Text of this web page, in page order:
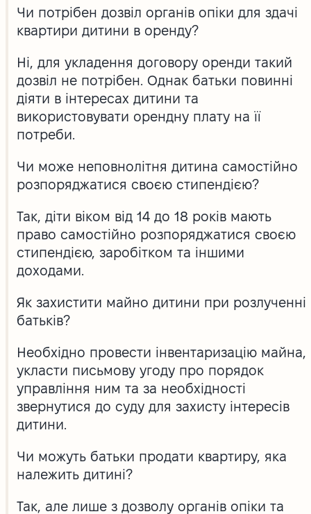
Чи потрібен дозвіл органів опіки для здачі
квартири дитини в оренду?
Ні, для укладення договору оренди такий
дозвіл не потрібен. Однак батьки повинні
діяти в інтересах дитини та
використовувати орендну плату на її
потреби.
Чи може неповнолітня дитина самостійно
розпоряджатися своєю стипендією?
Так, діти віком від 14 до 18 років мають
право самостійно розпоряджатися своєю
стипендією, заробітком та іншими
доходами.
Як захистити майно дитини при розлученні
батьків?
Необхідно провести інвентаризацію майна,
укласти письмову угоду про порядок
управління ним та за необхідності
звернутися до суду для захисту інтересів
дитини.
Чи можуть батьки продати квартиру, яка
належить дитині?
Так, але лише з дозволу органів опіки та